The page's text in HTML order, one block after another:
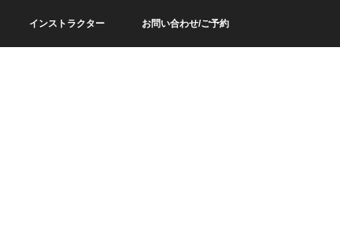
インストラクター お問い合わせ/ご予約